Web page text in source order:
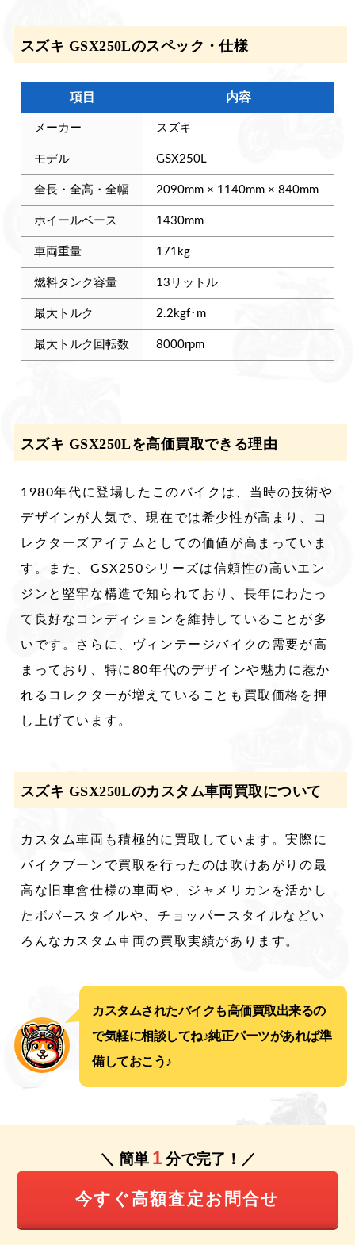
スズキ GSX250Lのスペック・仕様
項目 内容
メーカー スズキ
モデル GSX250L
全長・全高・全幅 2090mm × 1140mm × 840mm
ホイールベース 1430mm
車両重量 171kg
燃料タンク容量 13リットル
最大トルク 2.2kgf･m
最大トルク回転数 8000rpm
スズキ GSX250Lを高価買取できる理由
1980年代に登場したこのバイクは、当時の技術や
デザインが人気で、現在では希少性が高まり、コ
レクターズアイテムとしての価値が高まっていま
す。また、GSX250シリーズは信頼性の高いエン
ジンと堅牢な構造で知られており、長年にわたっ
て良好なコンディションを維持していることが多
いです。さらに、ヴィンテージバイクの需要が高
まっており、特に80年代のデザインや魅力に惹か
れるコレクターが増えていることも買取価格を押
し上げています。
スズキ GSX250Lのカスタム車両買取について
カスタム車両も積極的に買取しています。実際に
バイクブーンで買取を行ったのは吹けあがりの最
高な旧車會仕様の車両や、ジャメリカンを活かし
たボバ―スタイルや、チョッパースタイルなどい
ろんなカスタム車両の買取実績があります。
カスタムされたバイクも高価買取出来るの
で気軽に相談してね♪純正パーツがあれば準
備しておこう♪
＼ 簡単 1 分で完了！／
今すぐ高額査定お問合せ